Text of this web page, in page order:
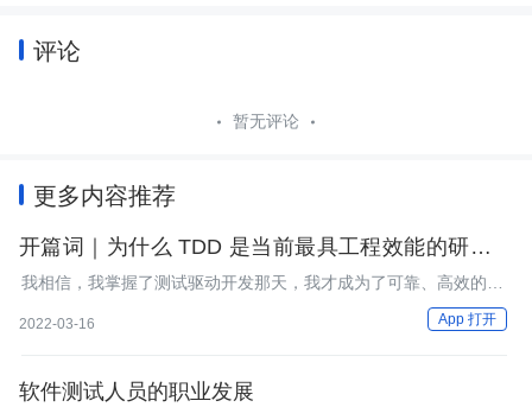
评论
暂无评论
更多内容推荐
开篇词｜为什么 TDD 是当前最具工程效能的研发流
程？
我相信，我掌握了测试驱动开发那天，我才成为了可靠、高效的职
2022-03-16 App 打开
软件测试人员的职业发展